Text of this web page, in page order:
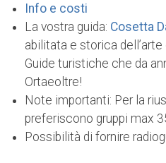
Info e costi
La vostra guida: Cosetta
abilitata e storica
Guide turistiche che da
Ortaeoltre!
Note importanti: Per la
preferiscono gruppi max
Possibilità di fornire